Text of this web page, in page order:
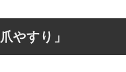
やすり」